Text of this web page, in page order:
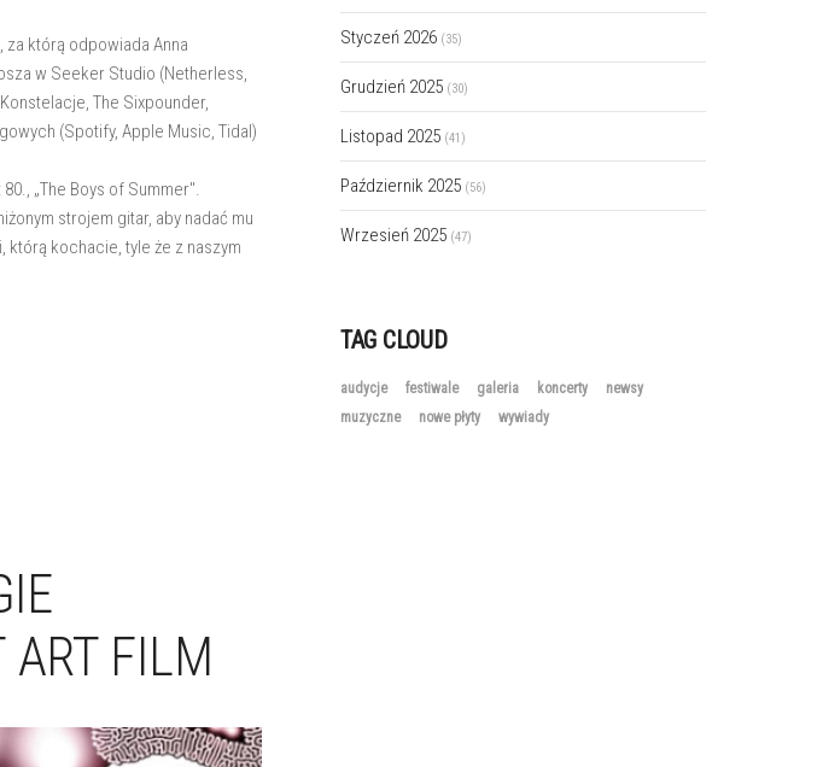
za którą odpowiada Anna
w Seeker Studio (Netherless,
The Sixpounder,
(Spotify, Apple Music, Tidal)
„The Boys of Summer".
strojem gitar, aby nadać mu
kochacie, tyle że z naszym
ART FILM
Styczeń 2026 (35)
Grudzień 2025 (30)
Listopad 2025 (41)
Październik 2025 (56)
Wrzesień 2025 (47)
TAG CLOUD
audycje festiwale galeria koncerty
newsy
muzyczne
nowe płyty wywiady